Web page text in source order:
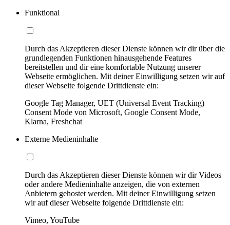
Funktional
Durch das Akzeptieren dieser Dienste können wir dir über die
grundlegenden Funktionen hinausgehende Features
bereitstellen und dir eine komfortable Nutzung unserer
Webseite ermöglichen. Mit deiner Einwilligung setzen wir auf
dieser Webseite folgende Drittdienste ein:
Google Tag Manager, UET (Universal Event Tracking)
Consent Mode von Microsoft, Google Consent Mode,
Klarna, Freshchat
Externe Medieninhalte
Durch das Akzeptieren dieser Dienste können wir dir Videos
oder andere Medieninhalte anzeigen, die von externen
Anbietern gehostet werden. Mit deiner Einwilligung setzen
wir auf dieser Webseite folgende Drittdienste ein:
Vimeo, YouTube